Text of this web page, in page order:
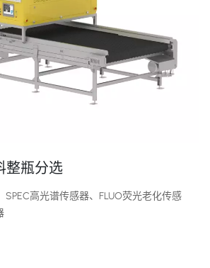
整瓶分选
SPEC高光谱传感器、FLUO荧光老化传感